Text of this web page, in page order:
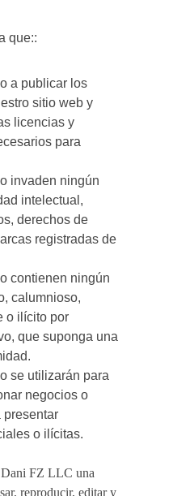
que::
a publicar los
sitio web y
licencias y
para
invaden ningún
intelectual,
derechos de
registradas de
contienen ningún
calumnioso,
o ilícito por
que suponga una
se utilizarán para
negocios o
presentar
o ilícitas.
FZ LLC una
reproducir, editar y